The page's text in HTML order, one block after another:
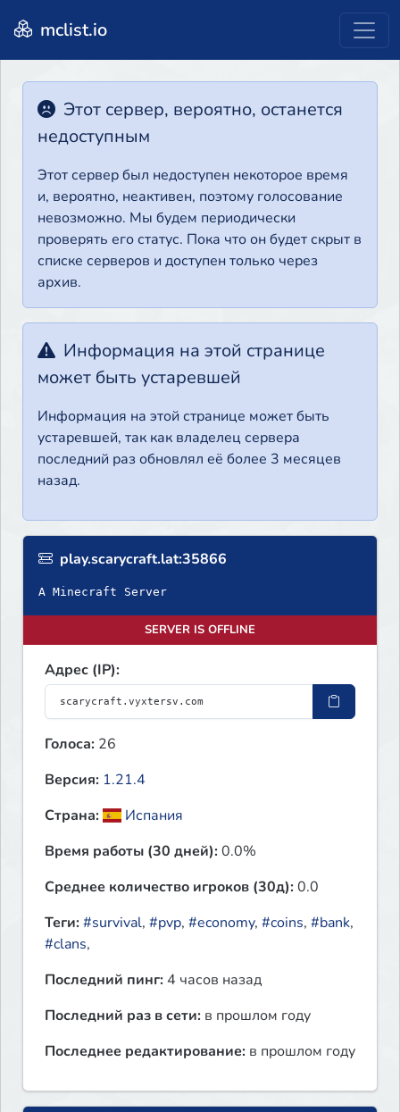
mclist.io
Этот сервер, вероятно, останется
недоступным
Этот сервер был недоступен некоторое время
и, вероятно, неактивен, поэтому голосование
невозможно. Мы будем периодически
проверять его статус. Пока что он будет скрыт в
списке серверов и доступен только через
архив.
Информация на этой странице
может быть устаревшей
Информация на этой странице может быть
устаревшей, так как владелец сервера
последний раз обновлял её более 3 месяцев
назад.
play.scarycraft.lat:35866
A Minecraft Server
SERVER IS OFFLINE
Адрес (IP):
Голоса: 26
Версия: 1.21.4
Страна:
Испания
Время работы (30 дней):0.0%
Среднее количество игроков (30д):0.0
Теги:#survival, #pvp, #economy, #coins, #bank,
#clans,
Последний пинг: 4 часов назад
Последний раз в сети: в прошлом году
Последнее редактирование: в прошлом году